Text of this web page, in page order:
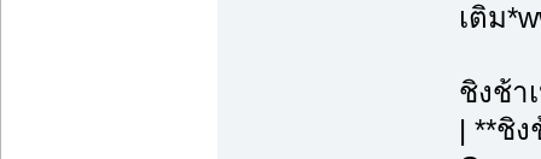
เติม
ชิงช้า
| **ชิง